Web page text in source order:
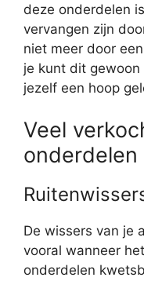
deze onderdelen
vervangen zijn
niet meer door
je kunt dit
jezelf een hoop
Veel
onderdelen
De wissers van je
vooral wanneer
onderdelen